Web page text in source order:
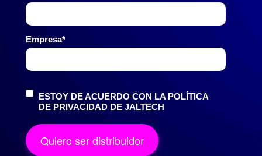
Empresa*
ESTOY DE ACUERDO CON LA POLÍTICA
DE PRIVACIDAD DE JALTECH
Quiero ser distribuidor